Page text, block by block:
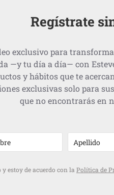
Regístrate
exclusivo para
—y tu día a día— con
y hábitos que te
exclusivas solo para
que no encontrarás en
y estoy de acuerdo con la Política de